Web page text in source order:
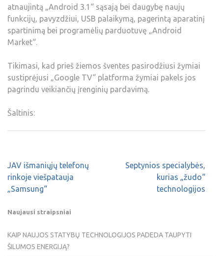
atnaujintą „Android 3.1“ sąsają bei daugybę naujų
funkcijų, pavyzdžiui, USB palaikymą, pagerintą aparatinį
spartinimą bei programėlių parduotuvę „Android
Market“.
Tikimasi, kad prieš žiemos šventes pasirodžiusi žymiai
sustiprėjusi „Google TV“ platforma žymiai pakels jos
pagrindu veikiančių įrenginių pardavimą.
Šaltinis:
JAV išmaniųjų telefonų
rinkoje viešpatauja
„Samsung“
Septynios specialybės,
kurias „žudo“
technologijos
Naujausi straipsniai
KAIP NAUJOS STATYBŲ TECHNOLOGIJOS PADEDA TAUPYTI
ŠILUMOS ENERGIJĄ?